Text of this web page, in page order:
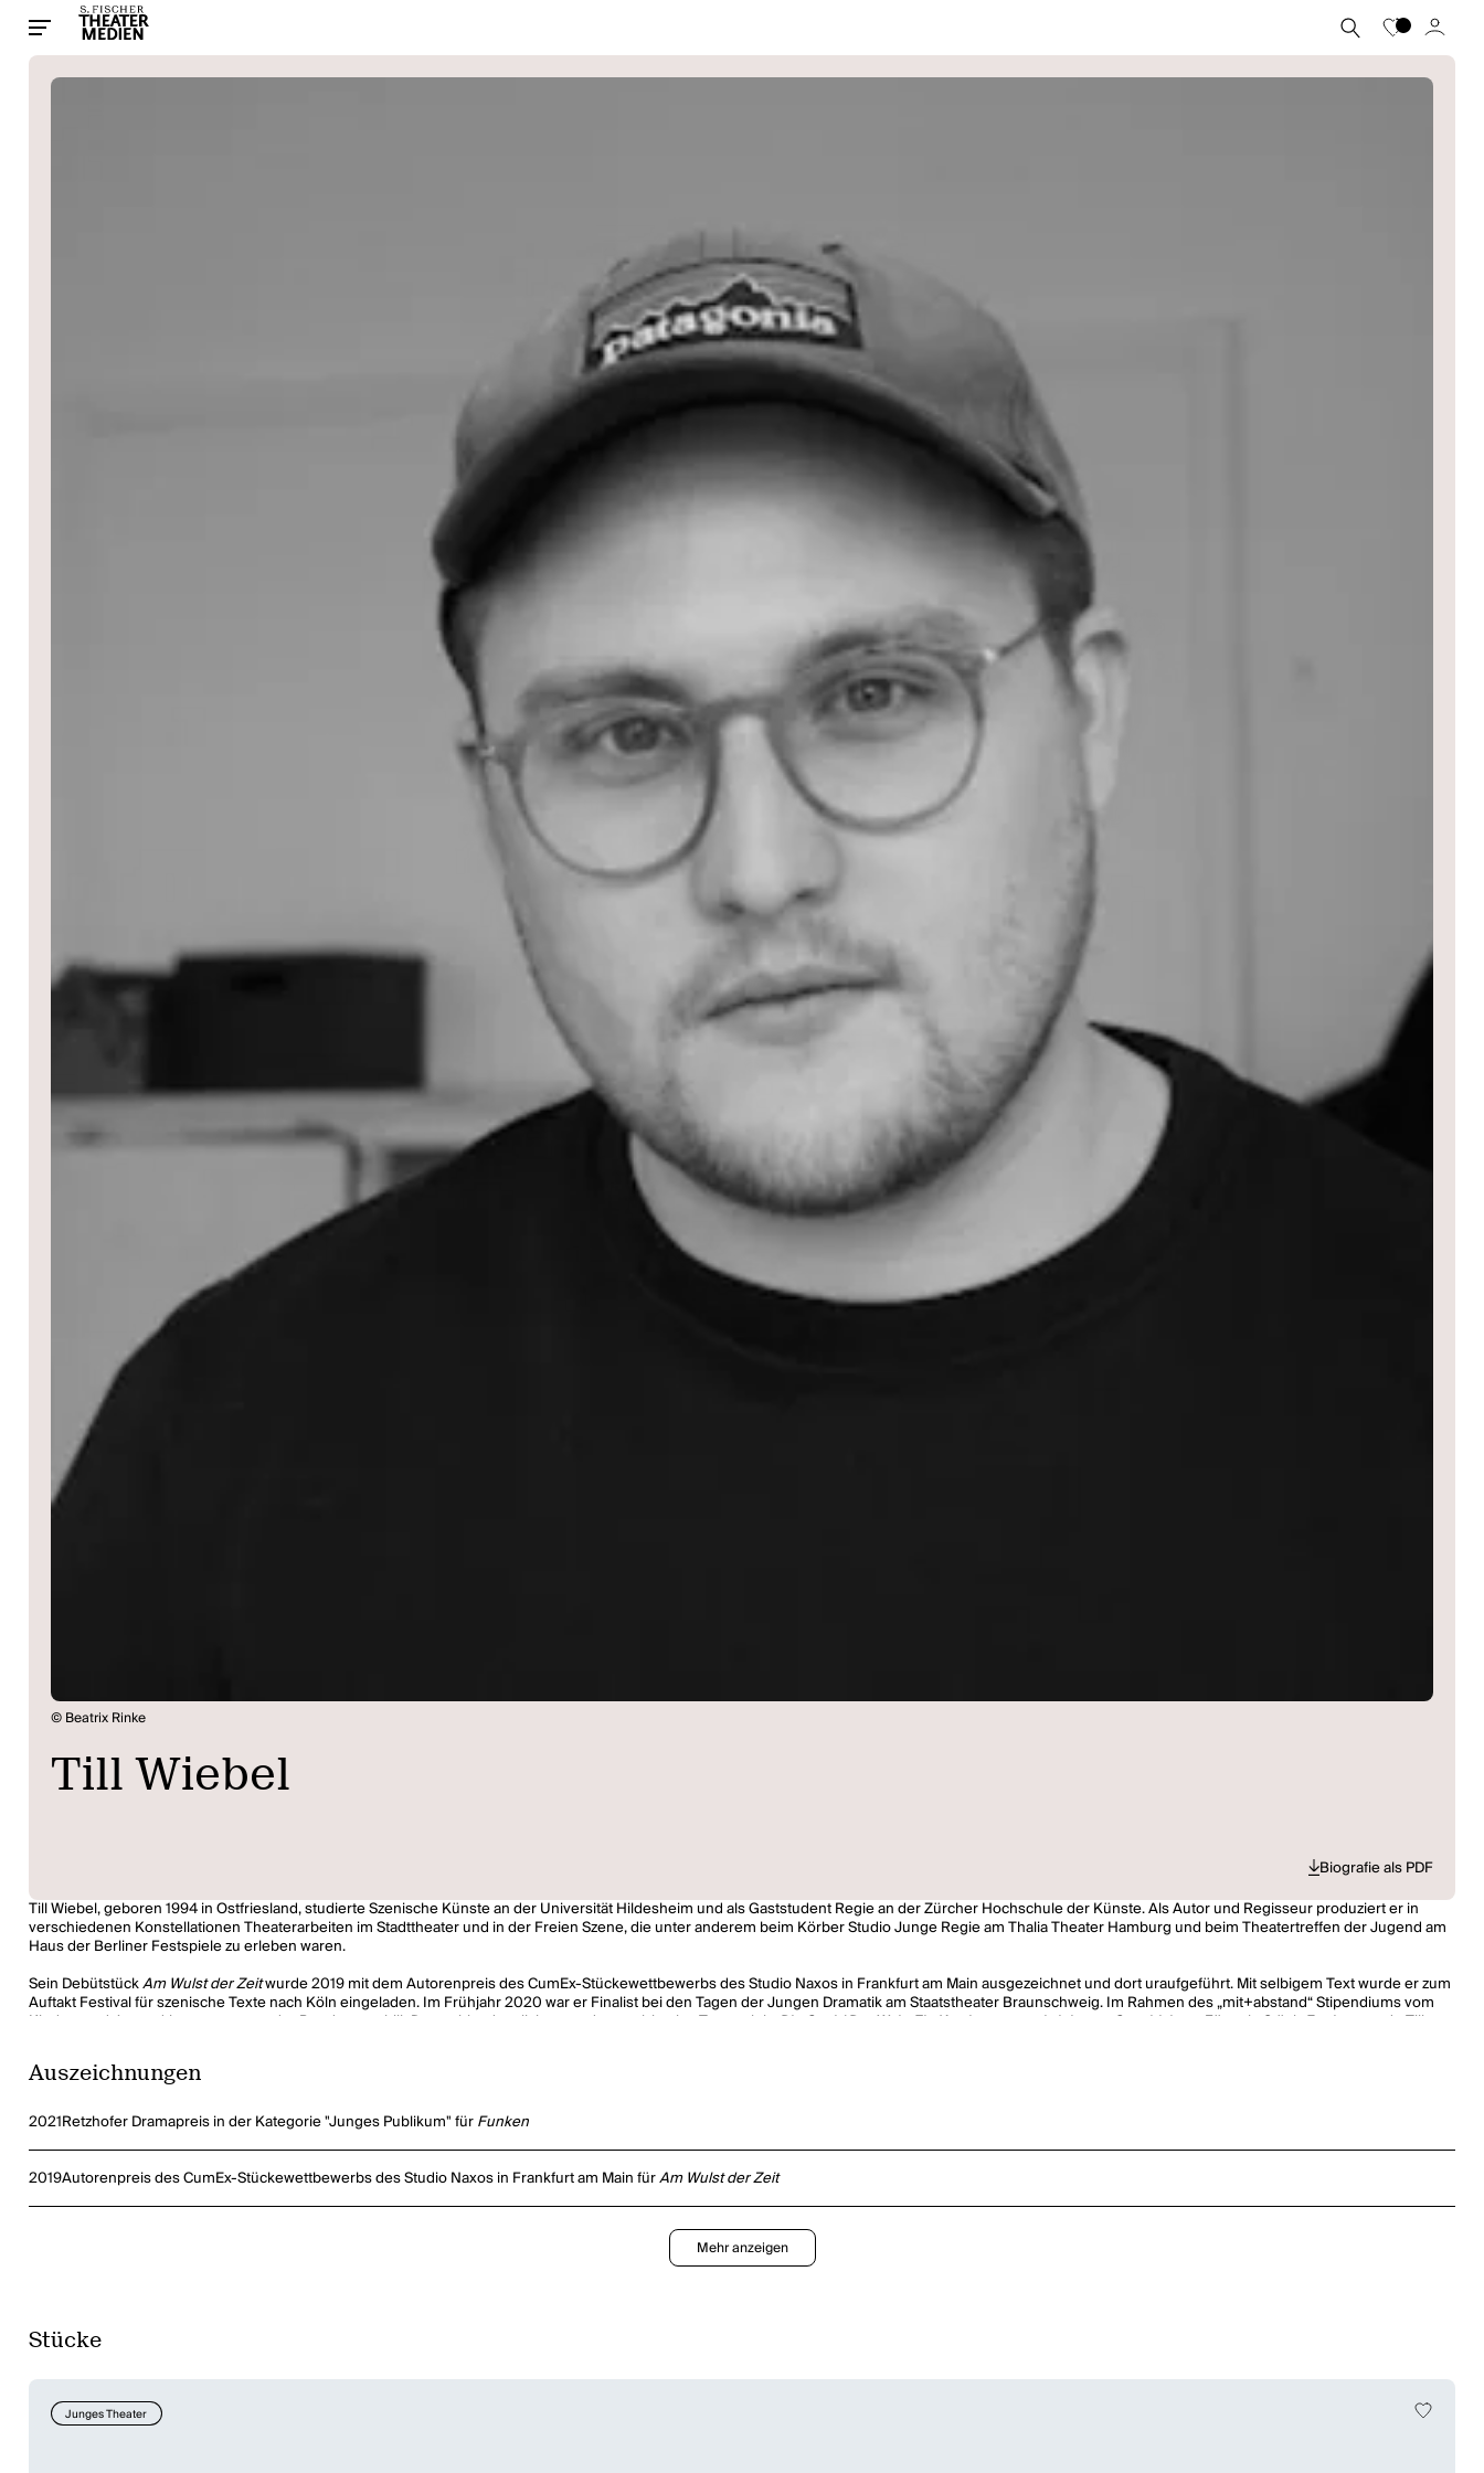
© Beatrix Rinke
Till Wiebel
Biografie als PDF
Till Wiebel, geboren 1994 in Ostfriesland, studierte Szenische Künste an der Universität Hildesheim und als Gaststudent Regie an der Zürcher Hochschule der Künste. Als Autor und Regisseur produziert er in
verschiedenen Konstellationen Theaterarbeiten im Stadttheater und in der Freien Szene, die unter anderem beim Körber Studio Junge Regie am Thalia Theater Hamburg und beim Theatertreffen der Jugend am
Haus der Berliner Festspiele zu erleben waren.
Sein DebütstückAm Wulst der Zeitwurde 2019 mit dem Autorenpreis des CumEx-Stückewettbewerbs des Studio Naxos in Frankfurt am Main ausgezeichnet und dort uraufgeführt. Mit selbigem Text wurde er zum
Auftakt Festival für szenische Texte nach Köln eingeladen. Im Frühjahr 2020 war er Finalist bei den Tagen der Jungen Dramatik am Staatstheater Braunschweig. Im Rahmen des „mit+abstand“ Stipendiums vom
Kinder- und Jugendtheaterzentrum der Bundesrepublik Deutschland realisierte er das partizipative Textprojekt Die Qual / Der Wal - Ein Katalog ungeschriebener Geschichten . Für sein Stück Funken wurde Till
Auszeichnungen
2021Retzhofer Dramapreis in der Kategorie "Junges Publikum" fürFunken
2019Autorenpreis des CumEx-Stückewettbewerbs des Studio Naxos in Frankfurt am Main fürAm Wulst der Zeit
Mehr anzeigen
Stücke
Junges Theater